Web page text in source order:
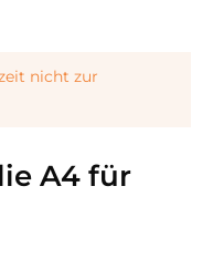
nicht zur
A4 für